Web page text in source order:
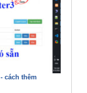
cách thêm